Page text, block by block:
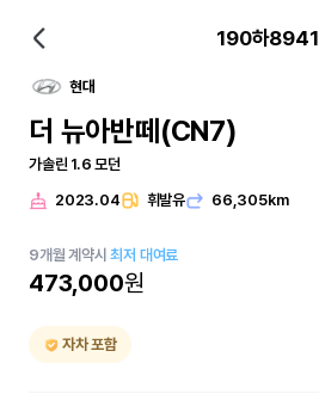
190하8941
현대
더 뉴아반떼(CN7)
가솔린 1.6 모던
2023.04 휘발유 66,305km
9개월 계약시최저 대여료
473,000원
자차 포함